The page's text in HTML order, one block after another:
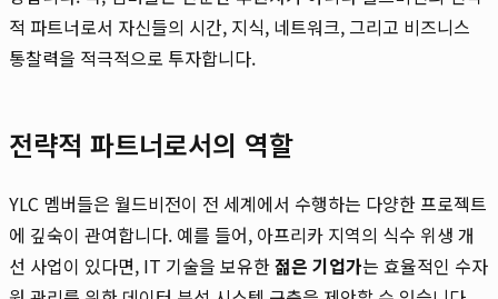
적 파트너로서 자신들의 시간, 지식, 네트워크, 그리고 비즈니스
통찰력을 적극적으로 투자합니다.
전략적 파트너로서의 역할
YLC 멤버들은 월드비전이 전 세계에서 수행하는 다양한 프로젝트
에 깊숙이 관여합니다. 예를 들어, 아프리카 지역의 식수 위생 개
선 사업이 있다면, IT 기술을 보유한젊은 기업가는 효율적인 수자